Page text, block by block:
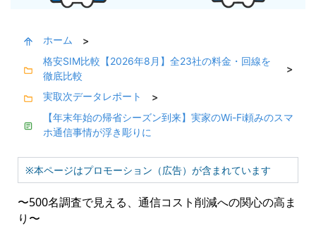
ホーム
>
格安SIM比較【2026年8月】全23社の料金・回線を
徹底比較
>
実取次データレポート
>
【年末年始の帰省シーズン到来】実家のWi-Fi頼みのスマ
ホ通信事情が浮き彫りに
※本ページはプロモーション（広告）が含まれています
〜500名調査で見える、通信コスト削減への関心の高ま
り〜